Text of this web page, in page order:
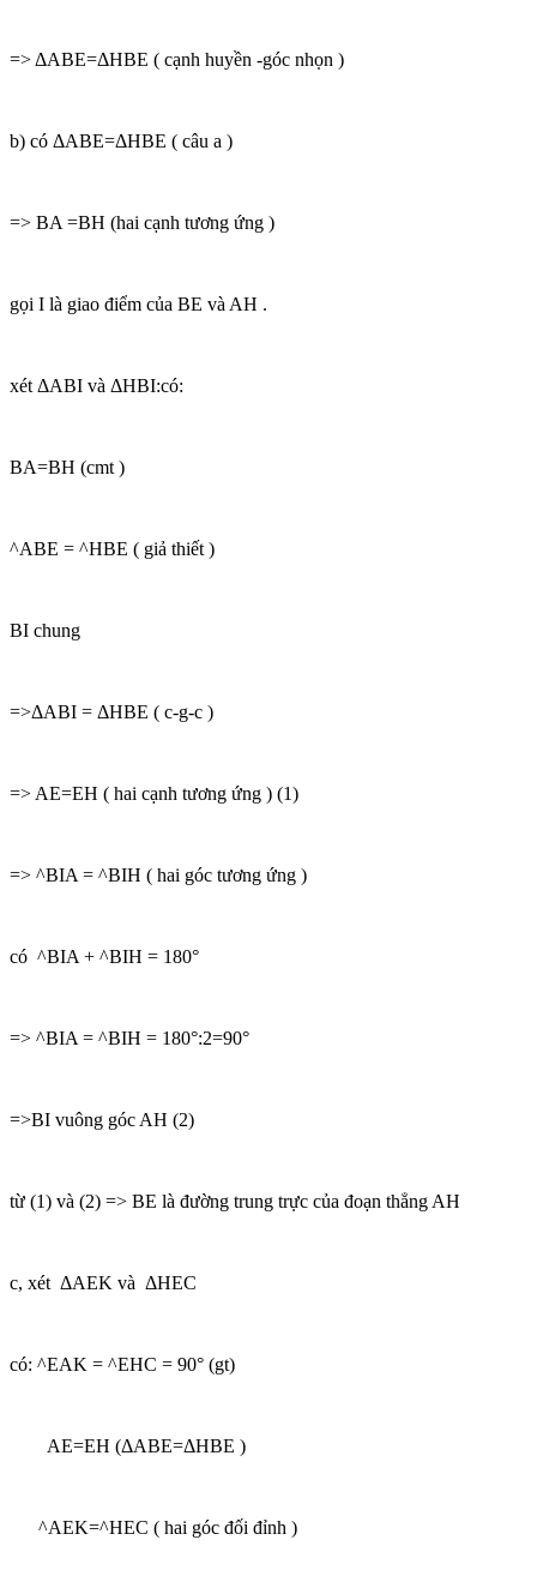
=> ΔABE=ΔHBE ( cạnh huyền -góc nhọn )
b) có ΔABE=ΔHBE ( câu a )
=> BA =BH (hai cạnh tương ứng )
gọi I là giao điểm của BE và AH .
xét ΔABI và ΔHBI:có:
BA=BH (cmt )
^ABE = ^HBE ( giả thiết )
BI chung
=>ΔABI = ΔHBE ( c-g-c )
=> AE=EH ( hai cạnh tương ứng ) (1)
=> ^BIA = ^BIH ( hai góc tương ứng )
có ^BIA + ^BIH = 180°
=> ^BIA = ^BIH = 180°:2=90°
=>BI vuông góc AH (2)
từ (1) và (2) => BE là đường trung trực của đoạn thẳng AH
c, xét ΔAEK và ΔHEC
có: ^EAK = ^EHC = 90° (gt)
AE=EH (ΔABE=ΔHBE )
^AEK=^HEC ( hai góc đối đỉnh )